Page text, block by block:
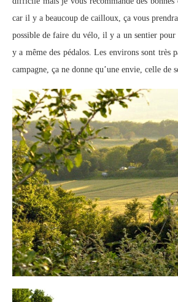
car il y a beaucoup de cailloux, ça vous
possible de faire du vélo, il y a un sentier
y a même des pédalos. Les environs sont très
campagne, ça ne donne qu’une envie, celle de